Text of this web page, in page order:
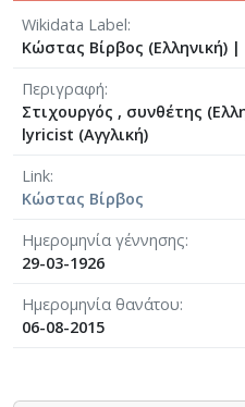
Wikidata Label
Κώστας Βίρβος (Ελληνική) |
Περιγραφή
Στιχουργός , συνθέτης
lyricist (Αγγλική)
Link
Κώστας Βίρβος
Ημερομηνία γέννησης
29-03-1926
Ημερομηνία θανάτου
06-08-2015